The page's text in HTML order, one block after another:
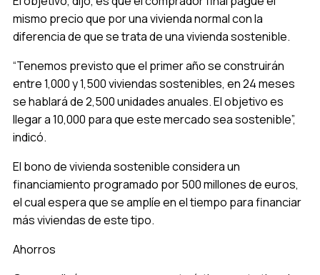
mismo precio que por una vivienda normal con la
diferencia de que se trata de una vivienda sostenible.
“Tenemos previsto que el primer año se construirán
entre 1,000 y 1,500 viviendas sostenibles, en 24 meses
se hablará de 2,500 unidades anuales. El objetivo es
llegar a 10,000 para que este mercado sea sostenible”,
indicó.
El bono de vivienda sostenible considera un
financiamiento programado por 500 millones de euros,
el cual espera que se amplíe en el tiempo para financiar
más viviendas de este tipo.
Ahorros